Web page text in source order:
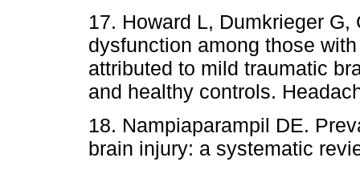
17. Howard L, Dumkrieger
dysfunction among those
attributed to mild traumatic
and healthy controls.
18. Nampiaparampil DE.
brain injury: a systematic